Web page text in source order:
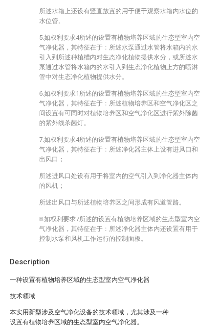
Description
一种设置有植物培养区域的生态型室内空气净化器
技术领域
本实用新型涉及空气净化设备的技术领域，尤其涉及一种
设置有植物培养区域的生态型室内空气净化器。
所述水箱上还设有竖直放置的用于便于观察水箱内水位的
水位管。
5.如权利要求4所述的设置有植物培养区域的生态型室内空
气净化器，其特征在于：所述水泵通过水管将水箱内的水
引入到所述种植槽内对生态净化植物提供水分，或所述水
泵通过水管将水箱内的水引入到生态净化植物上方的喷淋
管中对生态净化植物提供水分。
6.如权利要求1所述的设置有植物培养区域的生态型室内空
气净化器，其特征在于：所述植物培养区和空气净化区之
间设置有可同时对植物培养区和空气净化区进行紫外除菌
的紫外线杀菌灯。
7.如权利要求4所述的设置有植物培养区域的生态型室内空
气净化器，其特征在于：所述净化器主体上设有进风口和
出风口；
所述进风口处设有用于将室内的空气引入到净化器主体内
的风机；
所述出风口与所述植物培养区之间形成有风道管路。
8.如权利要求7所述的设置有植物培养区域的生态型室内空
气净化器，其特征在于：所述净化器主体内还设置有用于
控制水泵和风机工作运行的控制面板。